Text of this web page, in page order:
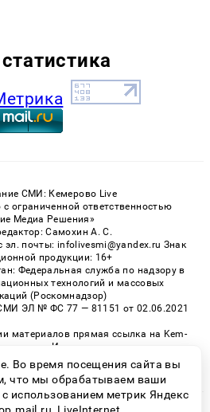
СМИ: Кемерово Live
ограниченной ответственностью
Медиа Решения»
Самохин А. С.
эл. почты: infolivesmi@yandex.ru Знак
продукции: 16+
Федеральная служба по надзору в
технологий и массовых
(Роскомнадзор)
ЭЛ № ФС 77 — 81151 от 02.06.2021
материалов прямая ссылка на Kem-
в Интернете возможно только
разрешения.
Во время посещения сайта вы
что мы обрабатываем ваши
использованием метрик Яндекс